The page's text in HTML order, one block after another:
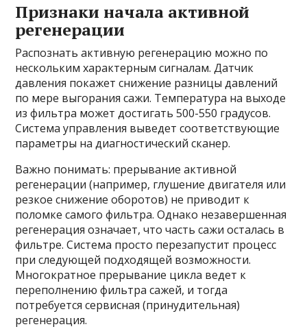
Признаки начала активной
регенерации
Распознать активную регенерацию можно по
нескольким характерным сигналам. Датчик
давления покажет снижение разницы давлений
по мере выгорания сажи. Температура на выходе
из фильтра может достигать 500-550 градусов.
Система управления выведет соответствующие
параметры на диагностический сканер.
Важно понимать: прерывание активной
регенерации (например, глушение двигателя или
резкое снижение оборотов) не приводит к
поломке самого фильтра. Однако незавершенная
регенерация означает, что часть сажи осталась в
фильтре. Система просто перезапустит процесс
при следующей подходящей возможности.
Многократное прерывание цикла ведет к
переполнению фильтра сажей, и тогда
потребуется сервисная (принудительная)
регенерация.